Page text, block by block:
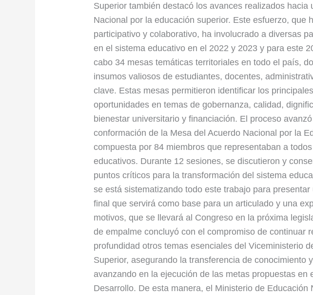
Superior también destacó los avances realizados hacia
Nacional por la educación superior. Este esfuerzo, que
participativo y colaborativo, ha involucrado a diversas
en el sistema educativo en el 2022 y 2023 y para este
cabo 34 mesas temáticas territoriales en todo el país,
insumos valiosos de estudiantes, docentes,
clave. Estas mesas permitieron identificar los
oportunidades en temas de gobernanza, calidad,
bienestar universitario y financiación. El proceso
conformación de la Mesa del Acuerdo Nacional por la
compuesta por 84 miembros que representaban a
educativos. Durante 12 sesiones, se discutieron y
puntos críticos para la transformación del sistema
se está sistematizando todo este trabajo para presentar
final que servirá como base para un articulado y una
motivos, que se llevará al Congreso en la próxima
de empalme concluyó con el compromiso de continuar
profundidad otros temas esenciales del Viceministerio
Superior, asegurando la transferencia de conocimiento
avanzando en la ejecución de las metas propuestas en
Desarrollo. De esta manera, el Ministerio de Educación